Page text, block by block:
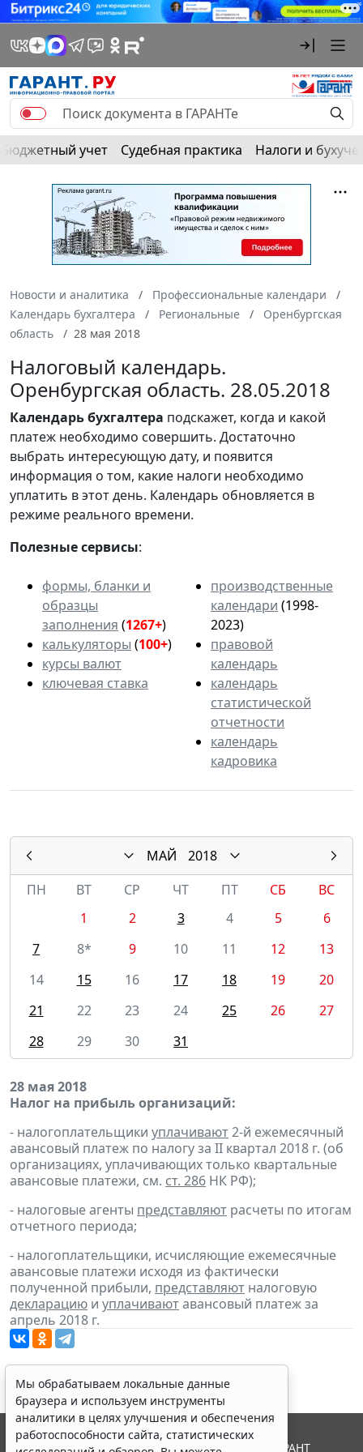
Бюджетный учет Судебная практика Налоги и
Новости и аналитика
Профессиональные календари
Календарь бухгалтера
Региональные
Оренбургская
область
28 мая 2018
Налоговый календарь.
Оренбургская область. 28.05.2018
Календарьбухгалтера подскажет, когда и какой
платеж необходимо совершить. Достаточно
выбрать интересующую дату, и появится
информация о том, какие налоги необходимо
уплатить в этот день. Календарь обновляется в
режиме реального времени.
Полезные сервисы:
формы, бланки и
образцы
заполнения (1267+)
калькуляторы (100+)
курсы валют
ключевая ставка
производственные
календари (1998-
2023)
правовой
календарь
календарь
статистической
отчетности
календарь
кадровика
МАЙ
2018
ПН
ВТ СР ЧТ ПТ СБ
ВС
1
2 3 4 5
6
7
8* 9 10 11 12
13
14
15 16 17 18 19
20
21
22 23 24 25 26
27
28
29 30 31
28 мая 2018
Налог на прибыль организаций:
- налогоплательщики уплачивают2-й ежемесячный
авансовый платеж по налогу за II квартал 2018 г. (об
организациях, уплачивающих только квартальные
авансовые платежи, см. ст. 286 НК РФ);
- налоговые агенты представляют расчеты по итогам
отчетного периода;
- налогоплательщики, исчисляющие ежемесячные
авансовые платежи исходя из фактически
полученной прибыли, представляют налоговую
декларацию и уплачиваютавансовый платеж за
апрель 2018 г.
Мы обрабатываем локальные данные
браузера и используем инструменты
аналитики в целях улучшения и обеспечения
работоспособности сайта, статистических
© ООО "НПП "ГАРАНТ-СЕРВИС", 2026. Система ГАРАНТ